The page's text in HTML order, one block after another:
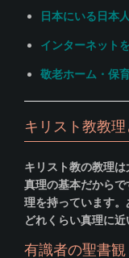
日本にいる日本
インターネット
敬老ホーム・保
キリスト教教
キリスト教の教理
真理の基本だから
理を持っています
どれくらい真理に近
有識者の聖書観